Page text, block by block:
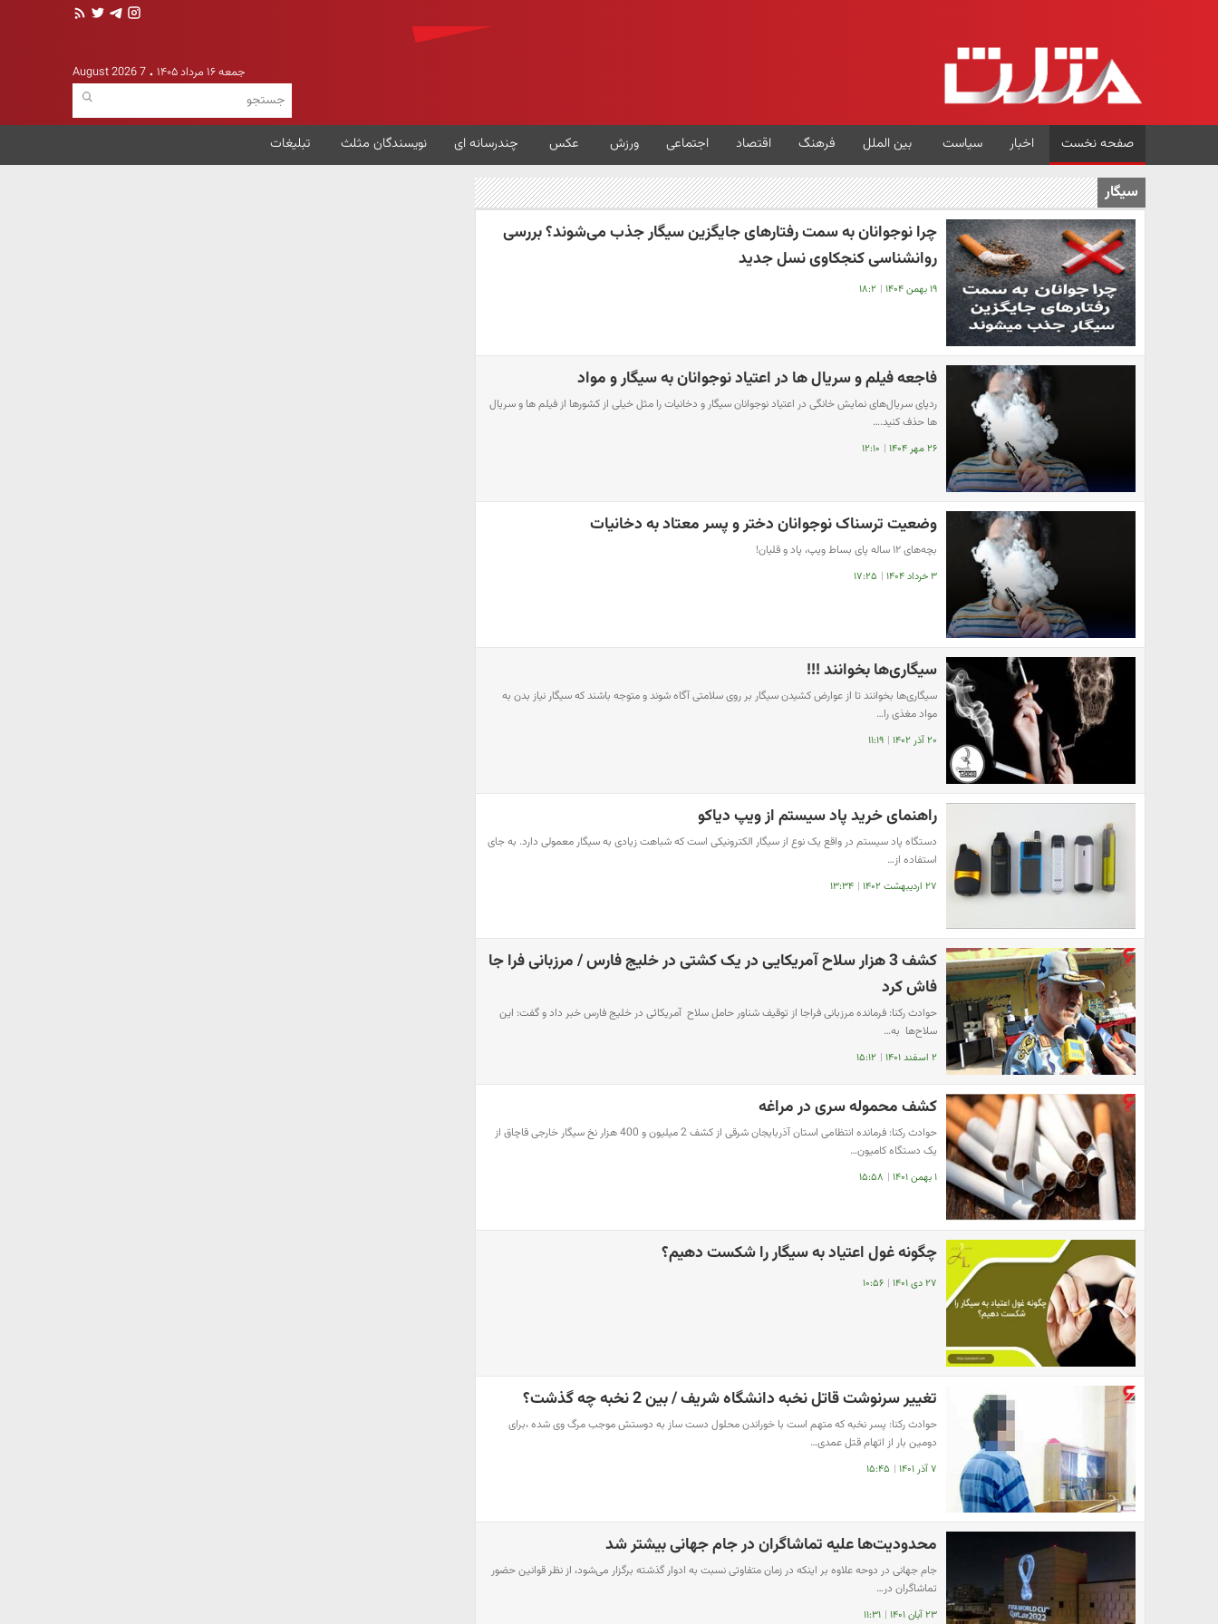
جمعه ۱۶ مرداد ۱۴۰۵ 7 August 2026
صفحه نخست اخبار سیاست بین الملل فرهنگ اقتصاد اجتماعی ورزش عکس چندرسانه ای نویسندگان مثلث تبلیغات
سیگار
چرا نوجوانان به سمت رفتارهای جایگزین سیگار جذب می‌شوند؟ بررسی
روانشناسی کنجکاوی نسل جدید
۱۹ بهمن ۱۴۰۴ | ۱۸:۲
فاجعه فیلم و سریال ها در اعتیاد نوجوانان به سیگار و مواد
ردپای سریال‌های نمایش خانگی در اعتیاد نوجوانان سیگار و دخانیات را مثل خیلی از کشورها از فیلم ها و سریال
ها حذف کنید.…
۲۶ مهر ۱۴۰۴ | ۱۲:۱۰
وضعیت ترسناک نوجوانان دختر و پسر معتاد به دخانیات
بچه‌های ۱۲ ساله پای بساط ویپ‌، پاد‌ و قلیان!
۳ خرداد ۱۴۰۴ | ۱۷:۲۵
سیگاری‌ها بخوانند !!!
سیگاری‌ها بخوانند تا از عوارض کشیدن سیگار بر روی سلامتی آگاه شوند و متوجه باشند که سیگار نیاز بدن به
مواد مغذی را…
۲۰ آذر ۱۴۰۲ | ۱۱:۱۹
راهنمای خرید پاد سیستم از ویپ دیاکو
دستگاه پاد سیستم در واقع یک نوع از سیگار الکترونیکی است که شباهت زیادی به سیگار معمولی دارد. به جای
استفاده از…
۲۷ اردیبهشت ۱۴۰۲ | ۱۳:۳۴
کشف 3 هزار سلاح آمریکایی در یک کشتی در خلیج فارس / مرزبانی فرا جا
فاش کرد
حوادث رکنا: فرمانده مرزبانی فراجا از توقیف شناور حامل ‌سلاح ‌ آمریکائی در خلیج فارس خبر داد و گفت: این
سلاح‌ها ‌ به…
۲ اسفند ۱۴۰۱ | ۱۵:۱۲
کشف محموله سری در مراغه
حوادث رکنا: فرمانده انتظامی استان آذربایجان شرقی از کشف 2 میلیون و 400 هزار نخ سیگار خارجی قاچاق از
یک دستگاه کامیون…
۱ بهمن ۱۴۰۱ | ۱۵:۵۸
چگونه غول اعتیاد به سیگار را شکست دهیم؟
۲۷ دی ۱۴۰۱ | ۱۰:۵۶
تغییر سرنوشت قاتل نخبه دانشگاه شریف / بین 2 نخبه چه گذشت؟
حوادث رکنا: پسر نخبه که متهم است با خوراندن محلول دست ساز به دوستش موجب مرگ وی شده ،برای
دومین بار از اتهام قتل عمدی…
۷ آذر ۱۴۰۱ | ۱۵:۴۵
محدودیت‌ها علیه تماشاگران در جام جهانی بیشتر شد
جام جهانی در دوحه علاوه بر اینکه در زمان متفاوتی نسبت به ادوار گذشته برگزار می‌شود، از نظر قوانین حضور
تماشاگران در…
۲۳ آبان ۱۴۰۱ | ۱۱:۳۱